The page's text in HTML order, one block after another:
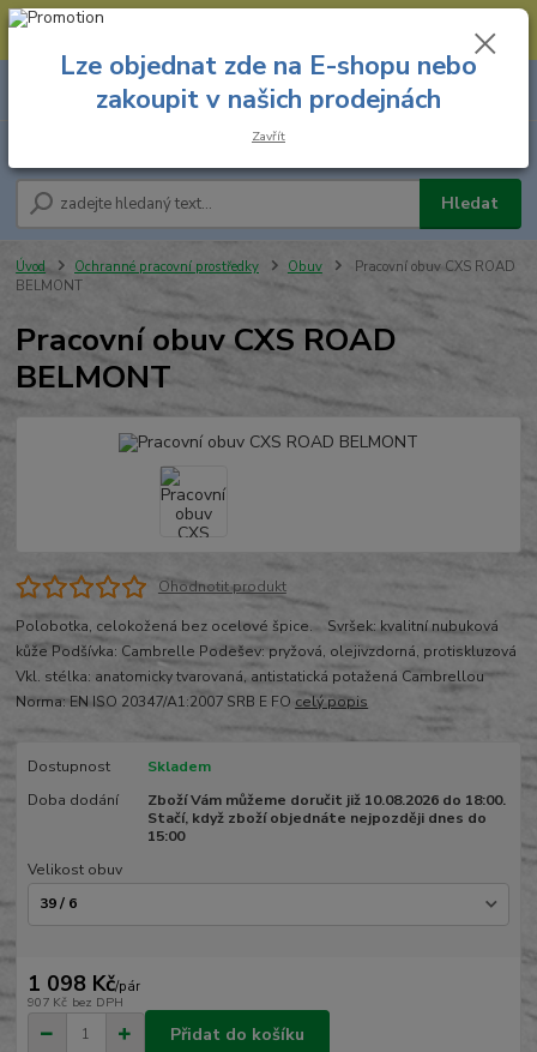
--- Spojovací materiál: 774 431 045 --- Prodejna nářadí: 731 449 423 --
Hledat
8.00 hod. - 16.00 hod.
za
Úvod Ochranné pracovní prostředky Obuv
Pracovní obuv CXS ROAD
BELMONT
Pracovní obuv CXS ROAD
BELMONT
Ohodnotit produkt
Polobotka, celokožená bez ocelové špice. Svršek: kvalitní nubuková
kůže Podšívka: Cambrelle Podešev: pryžová, olejivzdorná, protiskluzová
Vkl. stélka: anatomicky tvarovaná, antistatická potažená Cambrellou
Norma: EN ISO 20347/A1:2007 SRB E FO celý popis
Dostupnost
Skladem
Doba dodání
Zboží Vám můžeme doručit již 10.08.2026 do 18:00.
Stačí, když zboží objednáte nejpozději dnes do
15:00
Velikost obuv
1 098 Kč/pár
907 Kč bez DPH
Přidat do košíku
Lze objednat zde na E-shopu nebo
zakoupit v našich prodejnách
Zavřít